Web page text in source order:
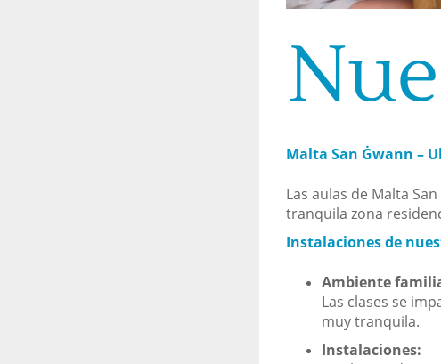
Malta San Ġwann –
Las aulas de Malta
tranquila zona
Instalaciones de
Ambiente
Las clases se
muy tranquila.
Instalaciones: